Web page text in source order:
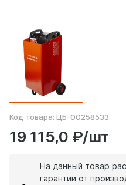
Код товара: ЦБ-00258533
19 115,0 ₽/шт
На данный товар
гарантии от